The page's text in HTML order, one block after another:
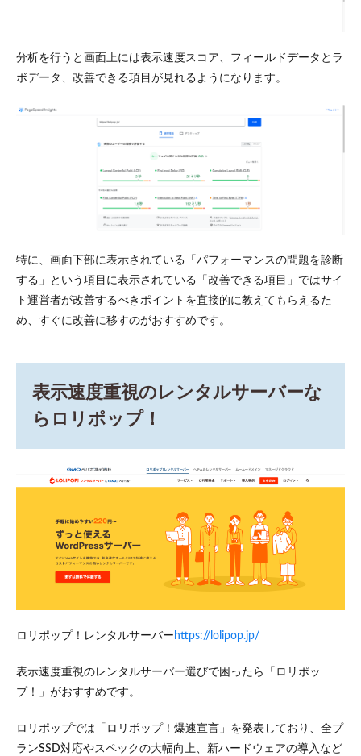
分析を行うと画面上には表示速度スコア、フィールドデータとラ
ボデータ、改善できる項目が見れるようになります。
特に、画面下部に表示されている「パフォーマンスの問題を診断
する」という項目に表示されている「改善できる項目」ではサイ
ト運営者が改善するべきポイントを直接的に教えてもらえるた
め、すぐに改善に移すのがおすすめです。
表示速度重視のレンタルサーバーな
らロリポップ！
ロリポップ！レンタルサーバー https://lolipop.jp/
表示速度重視のレンタルサーバー選びで困ったら「ロリポッ
プ！」がおすすめです。
ロリポップでは「ロリポップ！爆速宣言」を発表しており、全プ
ランSSD対応やスペックの大幅向上、新ハードウェアの導入など